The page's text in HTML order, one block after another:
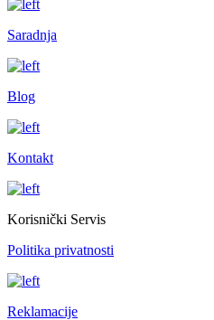
Saradnja
Blog
Kontakt
Korisnički Servis
Politika privatnosti
Reklamacije